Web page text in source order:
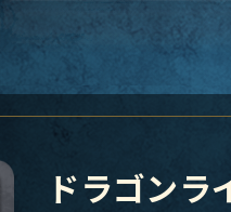
ドラゴンラ